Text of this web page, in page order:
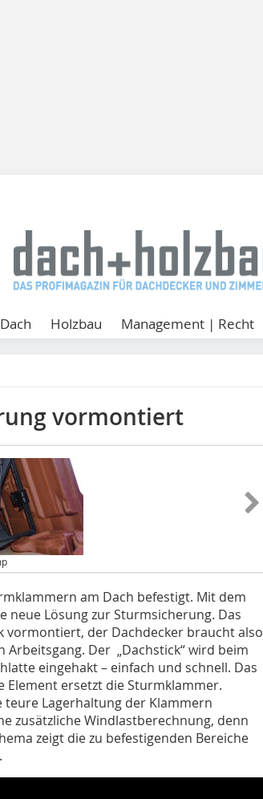
Dach Holzbau Management | Recht
vormontiert
am Dach befestigt. Mit dem
neue Lösung zur Sturmsicherung. Das
vormontiert, der Dachdecker braucht also
Arbeitsgang. Der „Dachstick“ wird beim
eingehakt – einfach und schnell. Das
Element ersetzt die Sturmklammer.
teure Lagerhaltung der Klammern
zusätzliche Windlastberechnung, denn
zeigt die zu befestigenden Bereiche